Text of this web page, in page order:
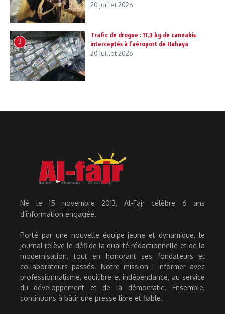
20 juillet 2026
3
Trafic de drogue : 11,3 kg de cannabis
interceptés à l’aéroport de Hahaya
20 juillet 2026
Né le 15 novembre 2013, Al-Fajr célèbre 6 ans
d’information engagée.
Porté par une nouvelle équipe jeune et dynamique, le
journal relève le défi de la qualité rédactionnelle et de la
modernisation, tout en honorant ses fondateurs et
collaborateurs passés. Notre mission : informer avec
professionnalisme, équilibre et indépendance, au service
du développement et de la démocratie. Ensemble,
continuons à bâtir une presse libre et fiable.